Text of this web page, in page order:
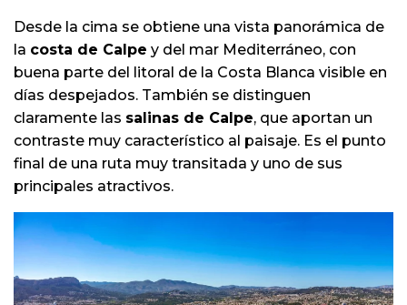
Desde la cima se obtiene una vista panorámica de
la costa de Calpe y del mar Mediterráneo, con
buena parte del litoral de la Costa Blanca visible en
días despejados. También se distinguen
claramente las salinas de Calpe, que aportan un
contraste muy característico al paisaje. Es el punto
final de una ruta muy transitada y uno de sus
principales atractivos.